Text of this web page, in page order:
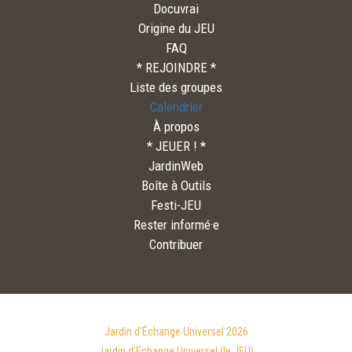
Docuvrai
Origine du JEU
FAQ
* REJOINDRE *
Liste des groupes
Calendrier
À propos
* JEUER ! *
JardinWeb
Boîte à Outils
Festi-JEU
Rester informé·e
Contribuer
Jardin d'Échange Universel 2026